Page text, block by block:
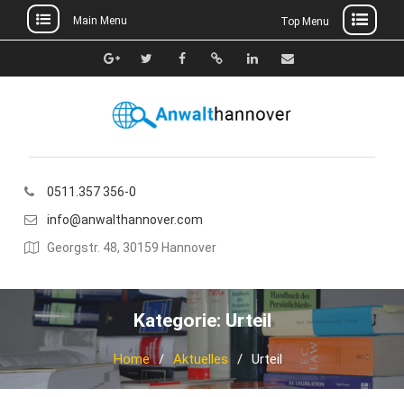
to
Main Menu Top Menu
Google+TwitterFacebook
Xing Linkedin
E-
0511.357 356-0
info@anwalthannover.com
Georgstr. 48, 30159 Hannover
Kategorie: Urteil
Home Aktuelles Urteil